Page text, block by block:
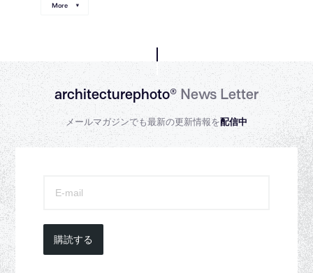
More
architecturephoto®News Letter
メールマガジンでも最新の更新情報を配信中
購読する